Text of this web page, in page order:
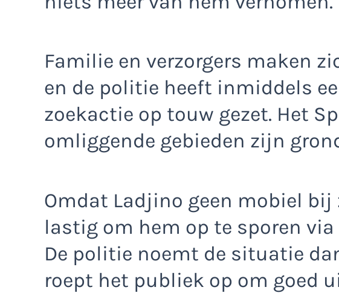
Familie en verzorgers maken
en de politie heeft inmiddels
zoekactie op touw gezet. Het
omliggende gebieden zijn
Omdat Ladjino geen mobiel
lastig om hem op te sporen
De politie noemt de situatie
roept het publiek op om goed